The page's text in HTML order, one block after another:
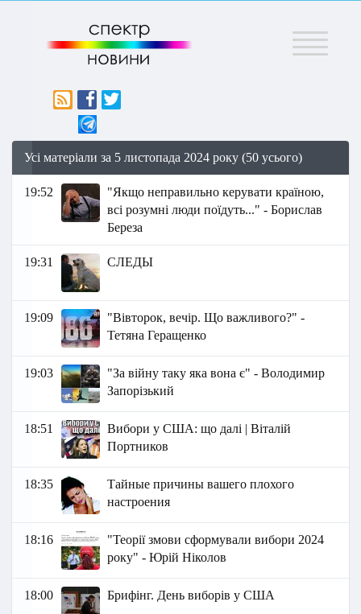
Меню
Усі матеріали за 5 листопада 2024 року (50 усього)
19:52
"Якщо неправильно керувати країною,
всі розумні люди поїдуть..." - Борислав
Береза
19:31 СЛЕДЫ
19:09
"Вівторок, вечір. Що важливого?" -
Тетяна Геращенко
19:03
"За війну таку яка вона є" - Володимир
Запорізький
18:51
Вибори у США: що далі | Віталій
Портников
18:35
Тайные причины вашего плохого
настроения
18:16
"Теорії змови сформували вибори 2024
року" - Юрій Ніколов
18:00 Брифінг. День виборів у США